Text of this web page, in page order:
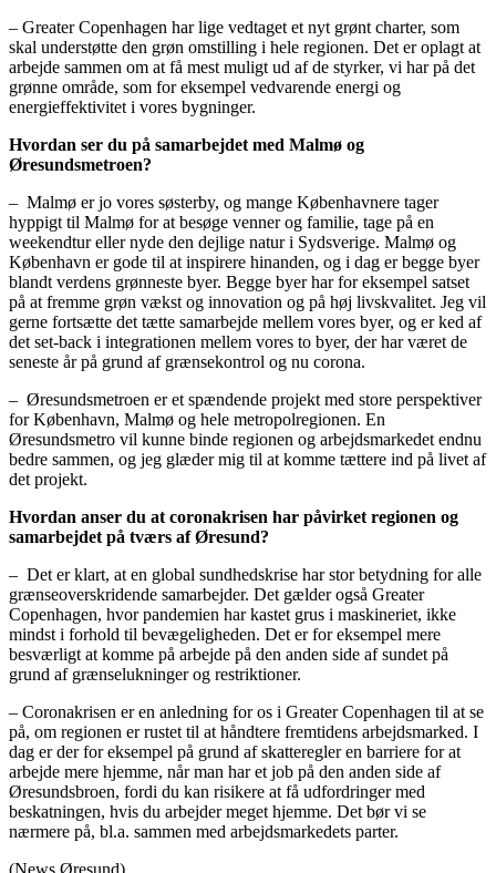
– Greater Copenhagen har lige vedtaget et nyt grønt charter, som
skal understøtte den grøn omstilling i hele regionen. Det er oplagt at
arbejde sammen om at få mest muligt ud af de styrker, vi har på det
grønne område, som for eksempel vedvarende energi og
energieffektivitet i vores bygninger.
Hvordan ser du på samarbejdet med Malmø og
Øresundsmetroen?
– Malmø er jo vores søsterby, og mange Københavnere tager
hyppigt til Malmø for at besøge venner og familie, tage på en
weekendtur eller nyde den dejlige natur i Sydsverige. Malmø og
København er gode til at inspirere hinanden, og i dag er begge byer
blandt verdens grønneste byer. Begge byer har for eksempel satset
på at fremme grøn vækst og innovation og på høj livskvalitet. Jeg vil
gerne fortsætte det tætte samarbejde mellem vores byer, og er ked af
det set-back i integrationen mellem vores to byer, der har været de
seneste år på grund af grænsekontrol og nu corona.
– Øresundsmetroen er et spændende projekt med store perspektiver
for København, Malmø og hele metropolregionen. En
Øresundsmetro vil kunne binde regionen og arbejdsmarkedet endnu
bedre sammen, og jeg glæder mig til at komme tættere ind på livet af
det projekt.
Hvordan anser du at coronakrisen har påvirket regionen og
samarbejdet på tværs af Øresund?
– Det er klart, at en global sundhedskrise har stor betydning for alle
grænseoverskridende samarbejder. Det gælder også Greater
Copenhagen, hvor pandemien har kastet grus i maskineriet, ikke
mindst i forhold til bevægeligheden. Det er for eksempel mere
besværligt at komme på arbejde på den anden side af sundet på
grund af grænselukninger og restriktioner.
– Coronakrisen er en anledning for os i Greater Copenhagen til at se
på, om regionen er rustet til at håndtere fremtidens arbejdsmarked. I
dag er der for eksempel på grund af skatteregler en barriere for at
arbejde mere hjemme, når man har et job på den anden side af
Øresundsbroen, fordi du kan risikere at få udfordringer med
beskatningen, hvis du arbejder meget hjemme. Det bør vi se
nærmere på, bl.a. sammen med arbejdsmarkedets parter.
(News Øresund)